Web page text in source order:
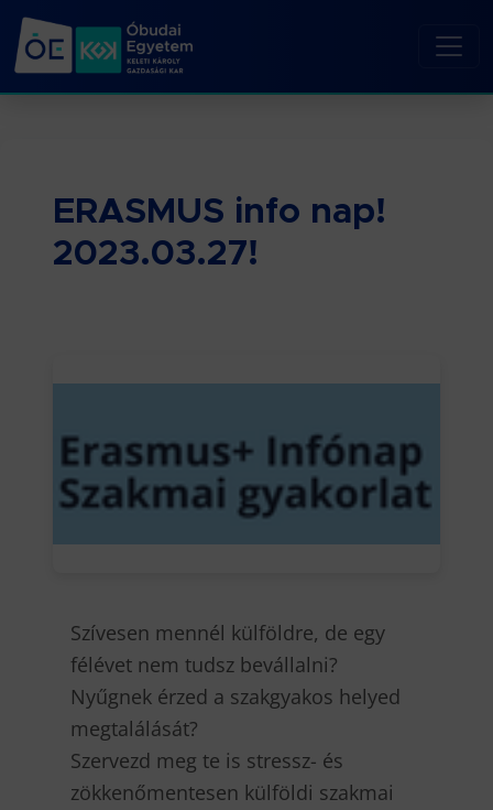
ERASMUS info nap!
2023.03.27!
Szívesen mennél külföldre, de egy
félévet nem tudsz bevállalni?
Nyűgnek érzed a szakgyakos helyed
megtalálását?
Szervezd meg te is stressz- és
zökkenőmentesen külföldi szakmai